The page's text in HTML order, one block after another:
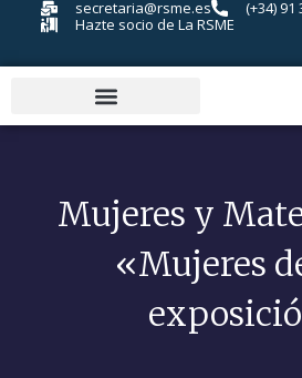
secretaria@rsme.es
(+34) 91
Hazte socio de La RSME
Mujeres y
«Mujeres